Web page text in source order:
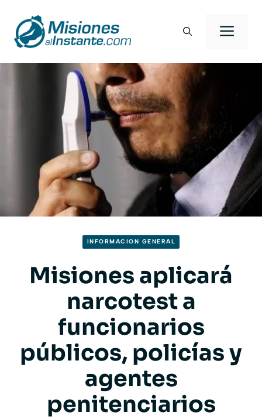
contenido
INFORMACION GENERAL
Misiones aplicará
narcotest a
funcionarios
públicos, policías y
agentes
penitenciarios